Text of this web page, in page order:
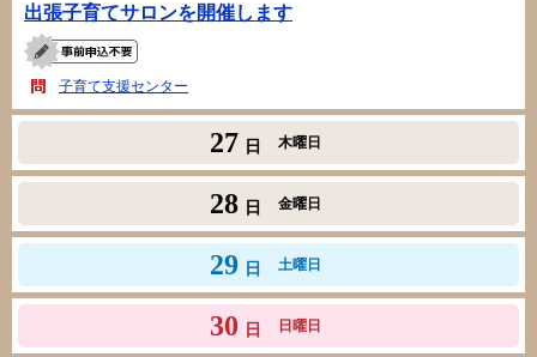
出張子育てサロンを開催します
子育て支援センター
27 日 木曜日
28 日 金曜日
29 日 土曜日
30 日 日曜日